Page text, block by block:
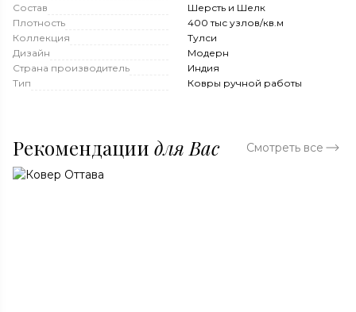
Состав
Шерсть и Шелк
Плотность
400 тыс узлов/кв.м
Коллекция
Тулси
Дизайн
Модерн
Страна производитель
Индия
Тип
Ковры ручной работы
Рекомендации для Вас Смотреть все